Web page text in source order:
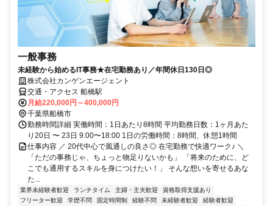
一般事務
未経験から始めるIT事務★在宅勤務あり／年間休日130日◎
株式会社カンゲンエージェント
交通・アクセス 船橋駅
月給220,000円～400,000円
千葉県船橋市
勤務時間詳細 実働時間：1日あたり8時間 平均勤務日数：1ヶ月あた
り20日 〜 23日 9:00〜18:00 1日の労働時間：8時間、休憩1時間
仕事内容 ／ 20代中心で風通しの良さ◎ 在宅勤務で快適ワーク♪ ＼
「ただの事務じゃ、ちょっと物足りないかも」 「将来のために、ど
こでも通用するスキルを身につけたい！」 そんな想いを寄せるあな
た...
業界未経験者歓迎 ランチタイム 主婦・主夫歓迎
資格取得支援あり
フリーター歓迎
学歴不問 固定時間制 経験不問 未経験者歓迎
経験者歓迎